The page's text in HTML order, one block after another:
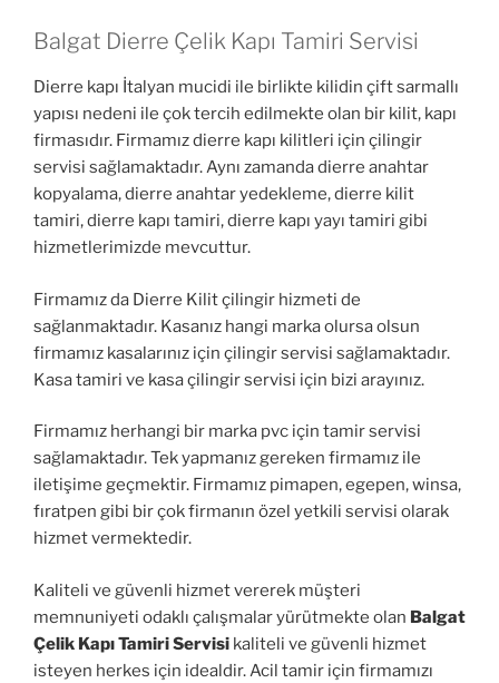
Balgat Dierre Çelik Kapı Tamiri Servisi
Dierre kapı İtalyan mucidi ile birlikte kilidin çift sarmallı
yapısı nedeni ile çok tercih edilmekte olan bir kilit, kapı
firmasıdır. Firmamız dierre kapı kilitleri için çilingir
servisi sağlamaktadır. Aynı zamanda dierre anahtar
kopyalama, dierre anahtar yedekleme, dierre kilit
tamiri, dierre kapı tamiri, dierre kapı yayı tamiri gibi
hizmetlerimizde mevcuttur.
Firmamız da Dierre Kilit çilingir hizmeti de
sağlanmaktadır. Kasanız hangi marka olursa olsun
firmamız kasalarınız için çilingir servisi sağlamaktadır.
Kasa tamiri ve kasa çilingir servisi için bizi arayınız.
Firmamız herhangi bir marka pvc için tamir servisi
sağlamaktadır. Tek yapmanız gereken firmamız ile
iletişime geçmektir. Firmamız pimapen, egepen, winsa,
fıratpen gibi bir çok firmanın özel yetkili servisi olarak
hizmet vermektedir.
Kaliteli ve güvenli hizmet vererek müşteri
memnuniyeti odaklı çalışmalar yürütmekte olan Balgat
Çelik Kapı Tamiri Servisi kaliteli ve güvenli hizmet
isteyen herkes için idealdir. Acil tamir için firmamızı